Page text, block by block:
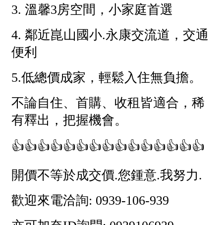
3樓 4樓
5~10樓 11~20樓
~ 樓
不拘
1房
2房 3房
4房 5房以上